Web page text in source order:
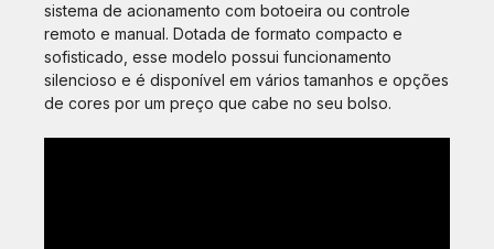
sistema de acionamento com botoeira ou controle
remoto e manual. Dotada de formato compacto e
sofisticado, esse modelo possui funcionamento
silencioso e é disponível em vários tamanhos e opções
de cores por um preço que cabe no seu bolso.